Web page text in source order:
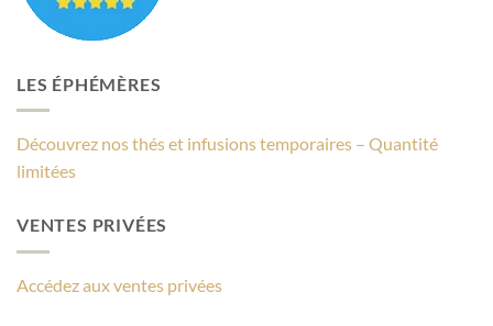
LES ÉPHÉMÈRES
Découvrez nos thés et infusions temporaires – Quantité
limitées
VENTES PRIVÉES
Accédez aux ventes privées